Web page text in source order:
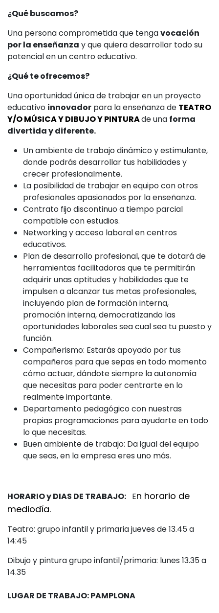
¿Qué buscamos?
Una persona comprometida que tengavocación
por la enseñanza y que quiera desarrollar todo su
potencial en un centro educativo.
¿Qué te ofrecemos?
Una oportunidad única de trabajar en un proyecto
educativo innovador para la enseñanza de TEATRO
Y/O MÚSICA Y DIBUJO Y PINTURAde una forma
divertida y diferente.
Un ambiente de trabajo dinámico y estimulante,
donde podrás desarrollar tus habilidades y
crecer profesionalmente.
La posibilidad de trabajar en equipo con otros
profesionales apasionados por la enseñanza.
Contrato fijo discontinuo a tiempo parcial
compatible con estudios.
Networking y acceso laboral en centros
educativos.
Plan de desarrollo profesional, que te dotará de
herramientas facilitadoras que te permitirán
adquirir unas aptitudes y habilidades que te
impulsen a alcanzar tus metas profesionales,
incluyendo plan de formación interna,
promoción interna, democratizando las
oportunidades laborales sea cual sea tu puesto y
función.
Compañerismo: Estarás apoyado por tus
compañeros para que sepas en todo momento
cómo actuar, dándote siempre la autonomía
que necesitas para poder centrarte en lo
realmente importante.
Departamento pedagógico con nuestras
propias programaciones para ayudarte en todo
lo que necesitas.
Buen ambiente de trabajo: Da igual del equipo
que seas, en la empresa eres uno más.
HORARIO y DIAS DE TRABAJO: En horario de
mediodía.
Teatro: grupo infantil y primariajueves de 13.45 a
14:45
Dibujo y pintura grupo infantil/primaria: lunes 13.35 a
14.35
LUGAR DE TRABAJO: PAMPLONA